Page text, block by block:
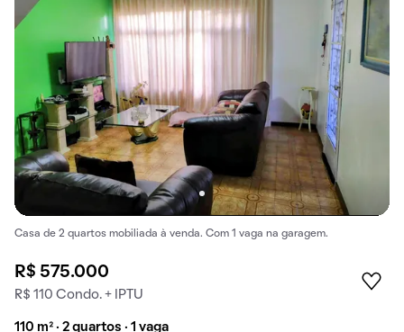
Casa de 2 quartos mobiliada à venda. Com 1 vaga na garagem.
R$ 575.000
R$ 110 Condo. + IPTU
110 m² · 2 quartos · 1 vaga